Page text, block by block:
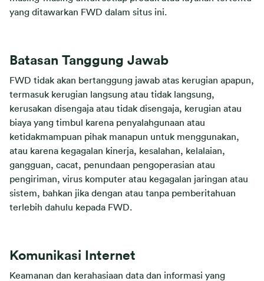
yang ditawarkan FWD dalam situs ini.
Batasan Tanggung Jawab
FWD tidak akan bertanggung jawab atas kerugian apapun,
termasuk kerugian langsung atau tidak langsung,
kerusakan disengaja atau tidak disengaja, kerugian atau
biaya yang timbul karena penyalahgunaan atau
ketidakmampuan pihak manapun untuk menggunakan,
atau karena kegagalan kinerja, kesalahan, kelalaian,
gangguan, cacat, penundaan pengoperasian atau
pengiriman, virus komputer atau kegagalan jaringan atau
sistem, bahkan jika dengan atau tanpa pemberitahuan
terlebih dahulu kepada FWD.
Komunikasi Internet
Keamanan dan kerahasiaan data dan informasi yang